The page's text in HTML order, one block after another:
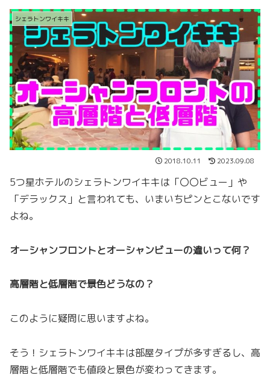
シェラトンワイキキ
2018.10.11 2023.09.08
5つ星ホテルのシェラトンワイキキは「〇〇ビュー」や
「デラックス」と言われても、いまいちピンとこないです
よね。
オーシャンフロントとオーシャンビューの違いって何？
高層階と低層階で景色どうなの？
このように疑問に思いますよね。
そう！シェラトンワイキキは部屋タイプが多すぎるし、高
層階と低層階でも値段と景色が変わってきます。